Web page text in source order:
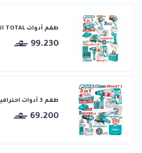
طقم أدوات TOTAL اللاسلكي 5×1
99.230
طقم 3 أدوات احترافية من توتال
69.200